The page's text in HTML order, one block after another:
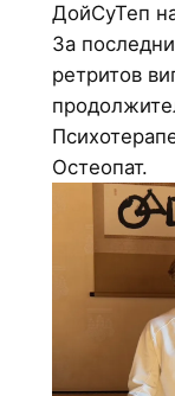
ДойСуТеп
За
ретритов
Остеопат.